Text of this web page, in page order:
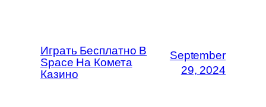
Играть Бесплатно В
Space На Комета
Казино
September
29, 2024